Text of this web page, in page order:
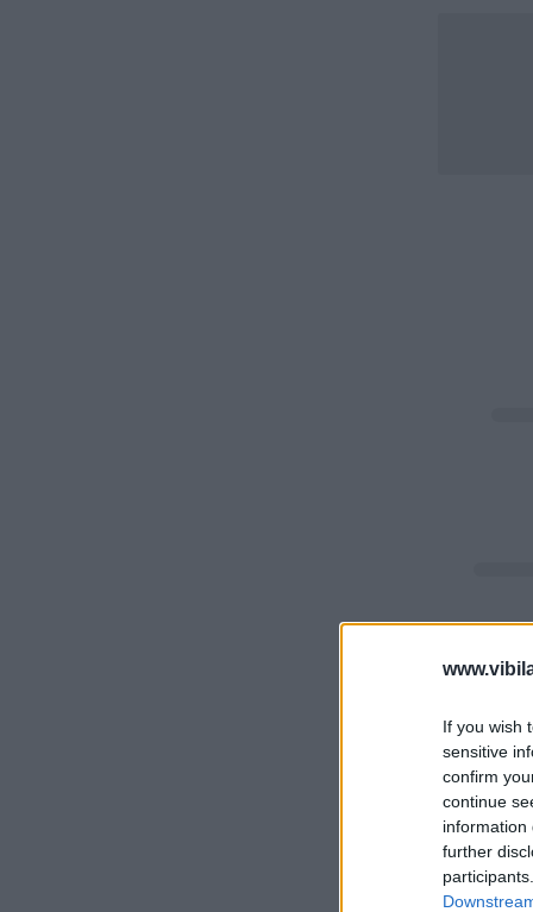
If you wish
sensitive
confirm
continue
information
further